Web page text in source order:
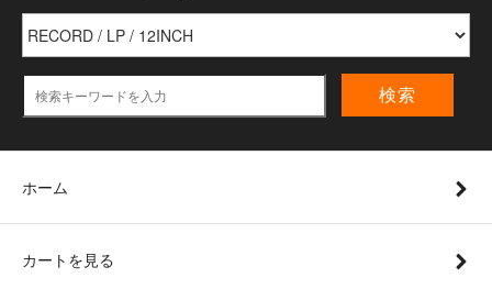
検索
ホーム
カートを見る